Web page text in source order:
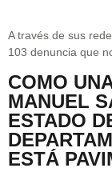
A través de sus
103 denuncia que
COMO
MANUEL
ESTADO
ESTÁ